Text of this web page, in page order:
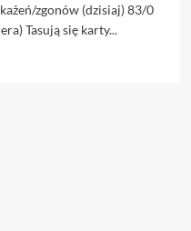
zgonów (dzisiaj) 83/0
Tasują się karty...